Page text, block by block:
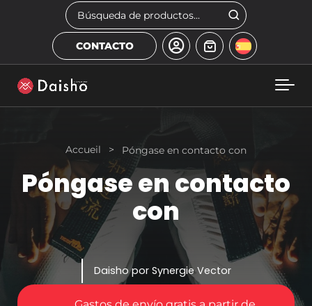
Skip to main content Buscar
CONTACTO
Póngase en contacto
con
Daisho por Synergie Vector
Accueil > Póngase en contacto con